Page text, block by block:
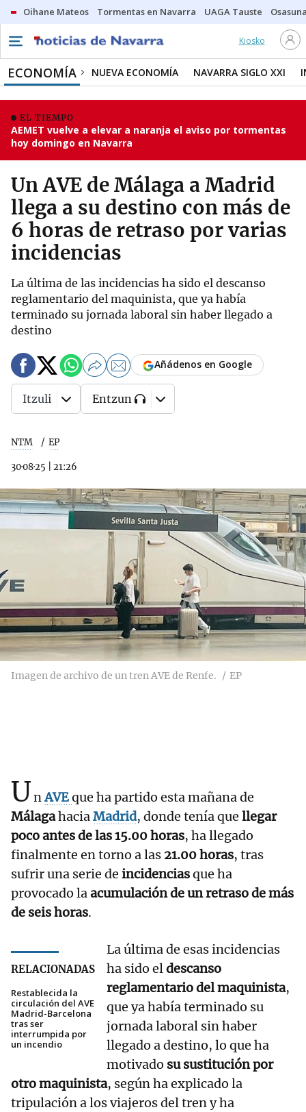
Oihane Mateos Tormentas en Navarra UAGA Tauste
Kiosko
ECONOMÍA NUEVA ECONOMÍA NAVARRA SIGLO XXI
EL TIEMPO
AEMET vuelve a elevar a naranja el aviso por tormentas
hoy domingo en Navarra
Un AVE de Málaga a Madrid
llega a su destino con más de
6 horas de retraso por varias
incidencias
La última de las incidencias ha sido el descanso
reglamentario del maquinista, que ya había
terminado su jornada laboral sin haber llegado a
destino
NTM EP
30·08·25 21:26
Añádenos en Google
Itzuli Entzun
Imagen de archivo de un tren AVE de Renfe. EP
UnAVEque ha partido esta mañana de
MálagahaciaMadrid, donde tenía que llegar
poco antes de las 15.00 horas, ha llegado
finalmente en torno a las 21.00 horas, tras
sufrir una serie de incidenciasque ha
provocado laacumulación de un retraso de más
de seis horas.
RELACIONADAS
Restablecida la
circulación del AVE
Madrid-Barcelona
tras ser
interrumpida por
un incendio
La última de esas incidencias
ha sido eldescanso
reglamentario del maquinista,
que ya había terminado su
jornada laboral sin haber
llegado a destino, lo que ha
motivado su sustitución por
otro maquinista, según ha explicado la
tripulación a los viajeros del tren y ha